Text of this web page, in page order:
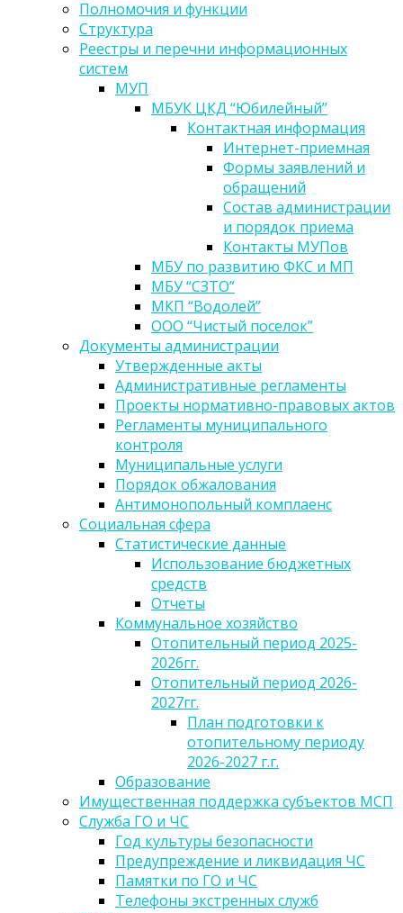
Полномочия и функции
Структура
Реестры и перечни информационных
систем
МУП
МБУК ЦКД “Юбилейный”
Контактная информация
Интернет-приемная
Формы заявлений и
обращений
Состав администрации
и порядок приема
Контакты МУПов
МБУ по развитию ФКС и МП
МБУ “СЗТО”
МКП “Водолей”
ООО “Чистый поселок”
Документы администрации
Утвержденные акты
Административные регламенты
Проекты нормативно-правовых актов
Регламенты муниципального
контроля
Муниципальные услуги
Порядок обжалования
Антимонопольный комплаенс
Социальная сфера
Статистические данные
Использование бюджетных
средств
Отчеты
Коммунальное хозяйство
Отопительный период 2025-
2026гг.
Отопительный период 2026-
2027гг.
План подготовки к
отопительному периоду
2026-2027 г.г.
Образование
Имущественная поддержка субъектов МСП
Служба ГО и ЧС
Год культуры безопасности
Предупреждение и ликвидация ЧС
Памятки по ГО и ЧС
Телефоны экстренных служб